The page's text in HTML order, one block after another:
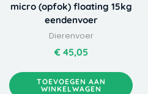
micro (opfok) floating 15kg
eendenvoer
Dierenvoer
€45,05
TOEVOEGEN AAN
WINKELWAGEN